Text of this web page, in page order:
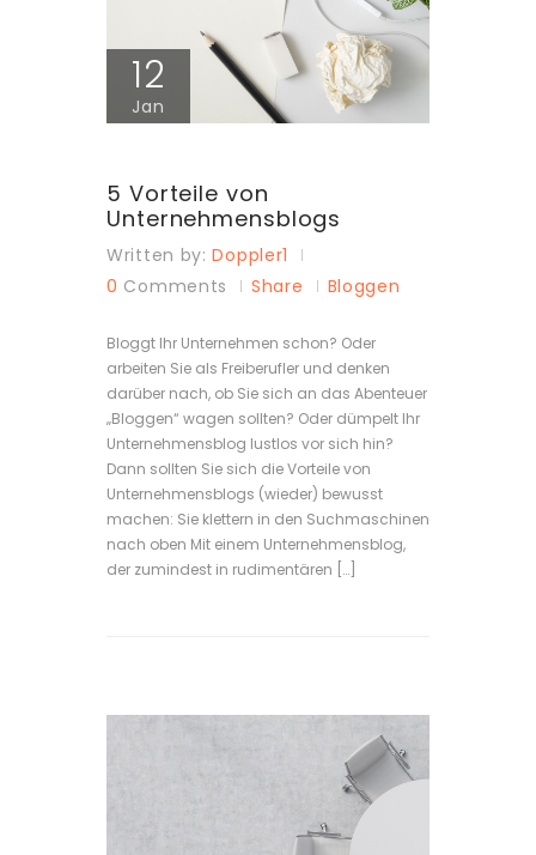
12
Jan
5 Vorteile von
Unternehmensblogs
Written by:Doppler1
0 Comments Share Bloggen
Bloggt Ihr Unternehmen schon? Oder
arbeiten Sie als Freiberufler und denken
darüber nach, ob Sie sich an das Abenteuer
„Bloggen“ wagen sollten? Oder dümpelt Ihr
Unternehmensblog lustlos vor sich hin?
Dann sollten Sie sich die Vorteile von
Unternehmensblogs (wieder) bewusst
machen: Sie klettern in den Suchmaschinen
nach oben Mit einem Unternehmensblog,
der zumindest in rudimentären […]